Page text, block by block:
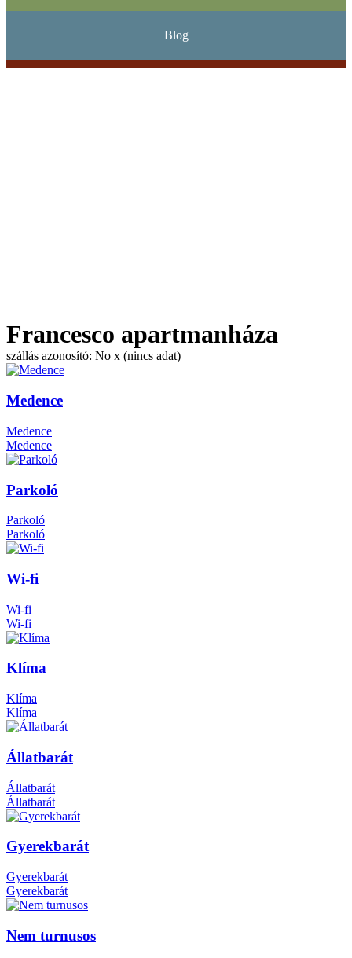
Blog
Francesco apartmanháza
szállás azonosító: No x (nincs adat)
Medence
Medence
Medence
Parkoló
Parkoló
Parkoló
Wi-fi
Wi-fi
Wi-fi
Klíma
Klíma
Klíma
Állatbarát
Állatbarát
Állatbarát
Gyerekbarát
Gyerekbarát
Gyerekbarát
Nem turnusos